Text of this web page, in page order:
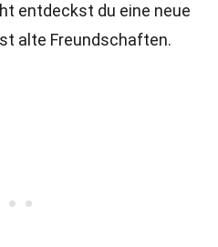
entdeckst du eine neue
alte Freundschaften.